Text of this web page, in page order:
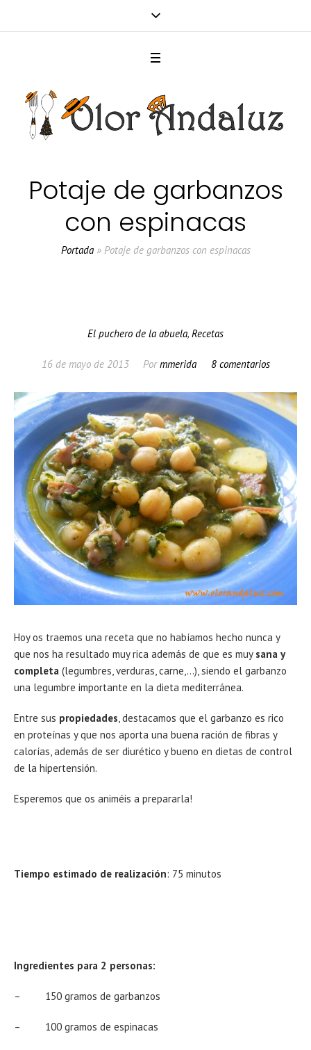
Potaje de garbanzos
con espinacas
Portada» Potaje de garbanzos con espinacas
El puchero de la abuela, Recetas
16 de mayo de 2013 Pormmerida 8 comentarios
Hoy os traemos una receta que no habíamos hecho nunca y
que nos ha resultado muy rica además de que es muy sana y
completa (legumbres, verduras, carne,…), siendo el garbanzo
una legumbre importante en la dieta mediterránea.
Entre sus propiedades, destacamos que el garbanzo es rico
en proteínas y que nos aporta una buena ración de fibras y
calorías, además de ser diurético y bueno en dietas de control
de la hipertensión.
Esperemos que os animéis a prepararla!
Tiempo estimado de realización: 75 minutos
Ingredientes para 2 personas:
– 150 gramos de garbanzos
– 100 gramos de espinacas